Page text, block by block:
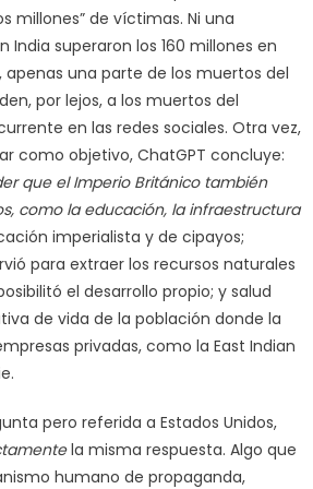
millones” de víctimas. Ni una
India superaron los 160 millones en
apenas una parte de los muertos del
por lejos, a los muertos del
en las redes sociales. Otra vez,
como objetivo, ChatGPT concluye:
que el Imperio Británico también
como la educación, la infraestructura
imperialista y de cipayos;
para extraer los recursos naturales
el desarrollo propio; y salud
de vida de la población donde la
privadas, como la East Indian
pero referida a Estados Unidos,
la misma respuesta. Algo que
humano de propaganda,